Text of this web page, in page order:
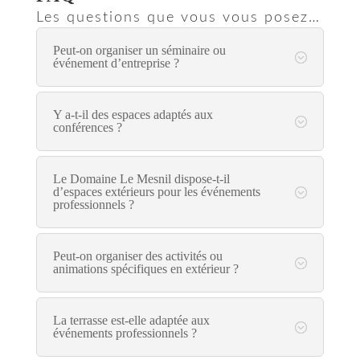
Les questions que vous vous posez…
Peut-on organiser un séminaire ou
événement d’entreprise ?
Y a-t-il des espaces adaptés aux
conférences ?
Le Domaine Le Mesnil dispose-t-il
d’espaces extérieurs pour les événements
professionnels ?
Peut-on organiser des activités ou
animations spécifiques en extérieur ?
La terrasse est-elle adaptée aux
événements professionnels ?